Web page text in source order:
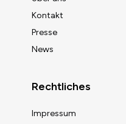
Kontakt
Presse
News
Rechtliches
Impressum